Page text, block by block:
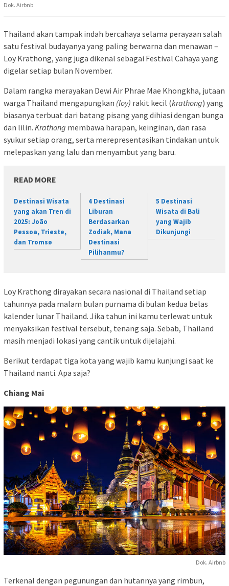
Dok. Airbnb
Thailand akan tampak indah bercahaya selama perayaan salah
satu festival budayanya yang paling berwarna dan menawan –
Loy Krathong, yang juga dikenal sebagai Festival Cahaya yang
digelar setiap bulan November.
Dalam rangka merayakan Dewi Air Phrae Mae Khongkha, jutaan
warga Thailand mengapungkan (loy) rakit kecil (krathong) yang
biasanya terbuat dari batang pisang yang dihiasi dengan bunga
dan lilin. Krathong membawa harapan, keinginan, dan rasa
syukur setiap orang, serta merepresentasikan tindakan untuk
melepaskan yang lalu dan menyambut yang baru.
READ MORE
Destinasi Wisata
yang akan Tren di
2025: João
Pessoa, Trieste,
dan Tromsø
4 Destinasi
Liburan
Berdasarkan
Zodiak, Mana
Destinasi
Pilihanmu?
5 Destinasi
Wisata di Bali
yang Wajib
Dikunjungi
Loy Krathong dirayakan secara nasional di Thailand setiap
tahunnya pada malam bulan purnama di bulan kedua belas
kalender lunar Thailand. Jika tahun ini kamu terlewat untuk
menyaksikan festival tersebut, tenang saja. Sebab, Thailand
masih menjadi lokasi yang cantik untuk dijelajahi.
Berikut terdapat tiga kota yang wajib kamu kunjungi saat ke
Thailand nanti. Apa saja?
Chiang Mai
Dok. Airbnb
Terkenal dengan pegunungan dan hutannya yang rimbun,